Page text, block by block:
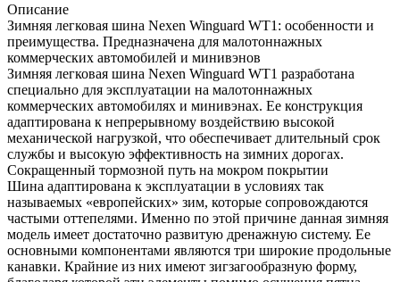
Описание
Зимняя легковая шина Nexen Winguard WT1: особенности и
преимущества. Предназначена для малотоннажных
коммерческих автомобилей и минивэнов
Зимняя легковая шина Nexen Winguard WT1 разработана
специально для эксплуатации на малотоннажных
коммерческих автомобилях и минивэнах. Ее конструкция
адаптирована к непрерывному воздействию высокой
механической нагрузкой, что обеспечивает длительный срок
службы и высокую эффективность на зимних дорогах.
Сокращенный тормозной путь на мокром покрытии
Шина адаптирована к эксплуатации в условиях так
называемых «европейских» зим, которые сопровождаются
частыми оттепелями. Именно по этой причине данная зимняя
модель имеет достаточно развитую дренажную систему. Ее
основными компонентами являются три широкие продольные
канавки. Крайние из них имеют зигзагообразную форму,